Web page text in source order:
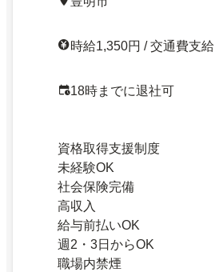
時給1,350円 / 交通費支給
18時までに退社可
資格取得支援制度
未経験OK
社会保険完備
高収入
給与前払いOK
週2・3日からOK
職場内禁煙